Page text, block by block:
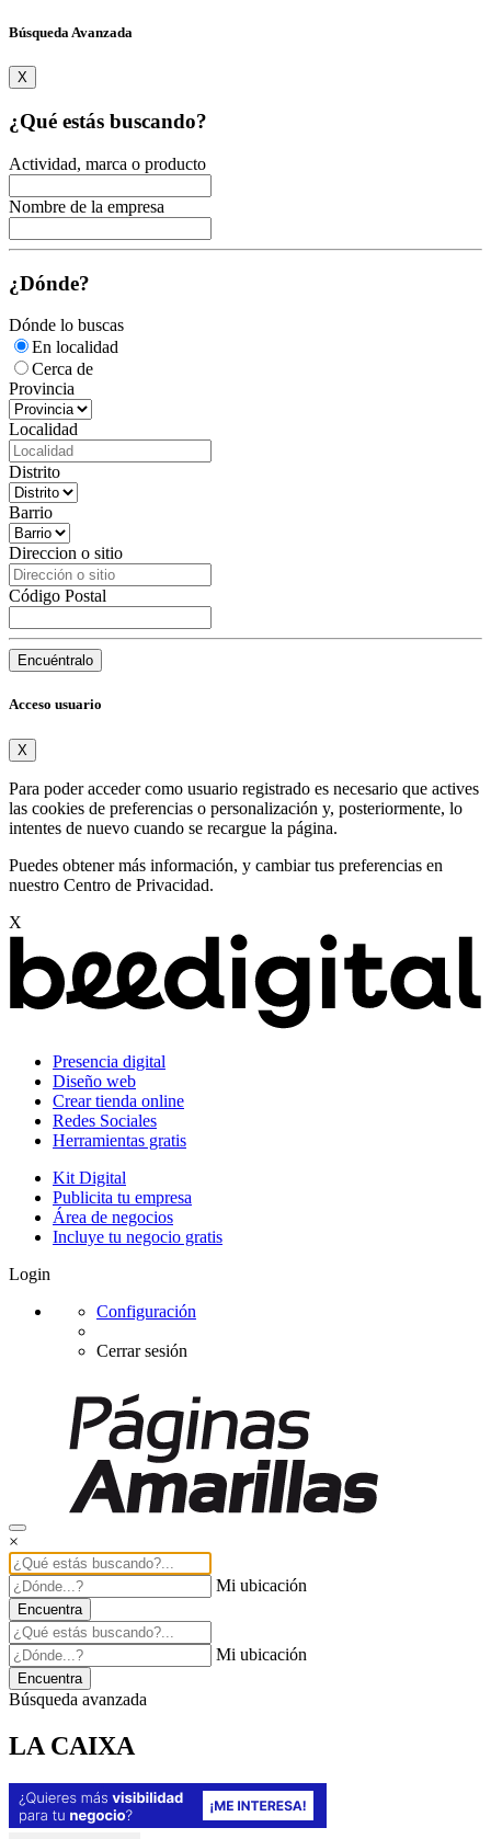
Búsqueda Avanzada
X
¿Qué estás buscando?
Actividad, marca o producto
Nombre de la empresa
¿Dónde?
Dónde lo buscas
En localidad
Cerca de
Provincia
Localidad
Distrito
Barrio
Direccion o sitio
Código Postal
Encuéntralo
Acceso usuario
X
Para poder acceder como usuario registrado es necesario que actives
las cookies de preferencias o personalización y, posteriormente, lo
intentes de nuevo cuando se recargue la página.
Puedes obtener más información, y cambiar tus preferencias en
nuestro Centro de Privacidad.
X
Presencia digital
Diseño web
Crear tienda online
Redes Sociales
Herramientas gratis
Kit Digital
Publicita tu empresa
Área de negocios
Incluye tu negocio gratis
Login
Configuración
Cerrar sesión
×
Mi ubicación
Encuentra
Mi ubicación
Encuentra
Búsqueda avanzada
LA CAIXA